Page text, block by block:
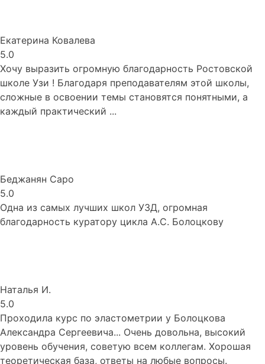
Екатерина Ковалева
5.0
Хочу выразить огромную благодарность Ростовской
школе Узи ! Благодаря преподавателям этой школы,
сложные в освоении темы становятся понятными, а
каждый практический ...
Беджанян Саро
5.0
Одна из самых лучших школ УЗД, огромная
благодарность куратору цикла А.С. Болоцкову
Наталья И.
5.0
Проходила курс по эластометрии у Болоцкова
Александра Сергеевича... Очень довольна, высокий
уровень обучения, советую всем коллегам. Хорошая
теоретическая база, ответы на любые вопросы.